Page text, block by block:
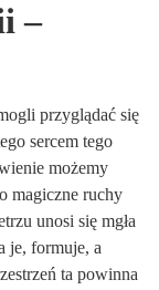
–
przyglądać się
sercem tego
możemy
magiczne ruchy
unosi się mgła
je, formuje, a
ta powinna